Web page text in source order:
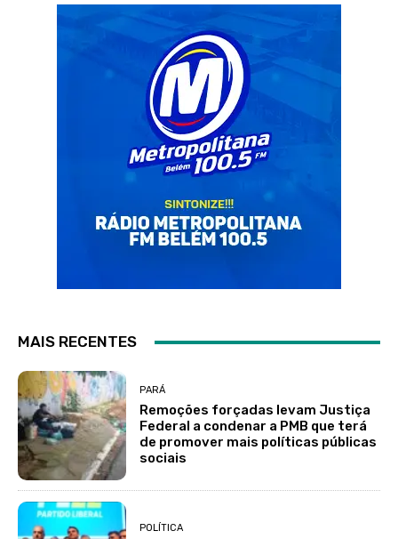
MAIS RECENTES
PARÁ
Remoções forçadas levam Justiça
Federal a condenar a PMB que terá
de promover mais políticas públicas
sociais
POLÍTICA